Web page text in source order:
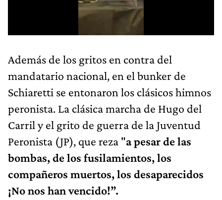
Además de los gritos en contra del
mandatario nacional, en el bunker de
Schiaretti se entonaron los clásicos himnos
peronista. La clásica marcha de Hugo del
Carril y el grito de guerra de la Juventud
Peronista (JP), que reza "a pesar de las
bombas, de los fusilamientos, los
compañeros muertos, los desaparecidos
¡No nos han vencido!”.